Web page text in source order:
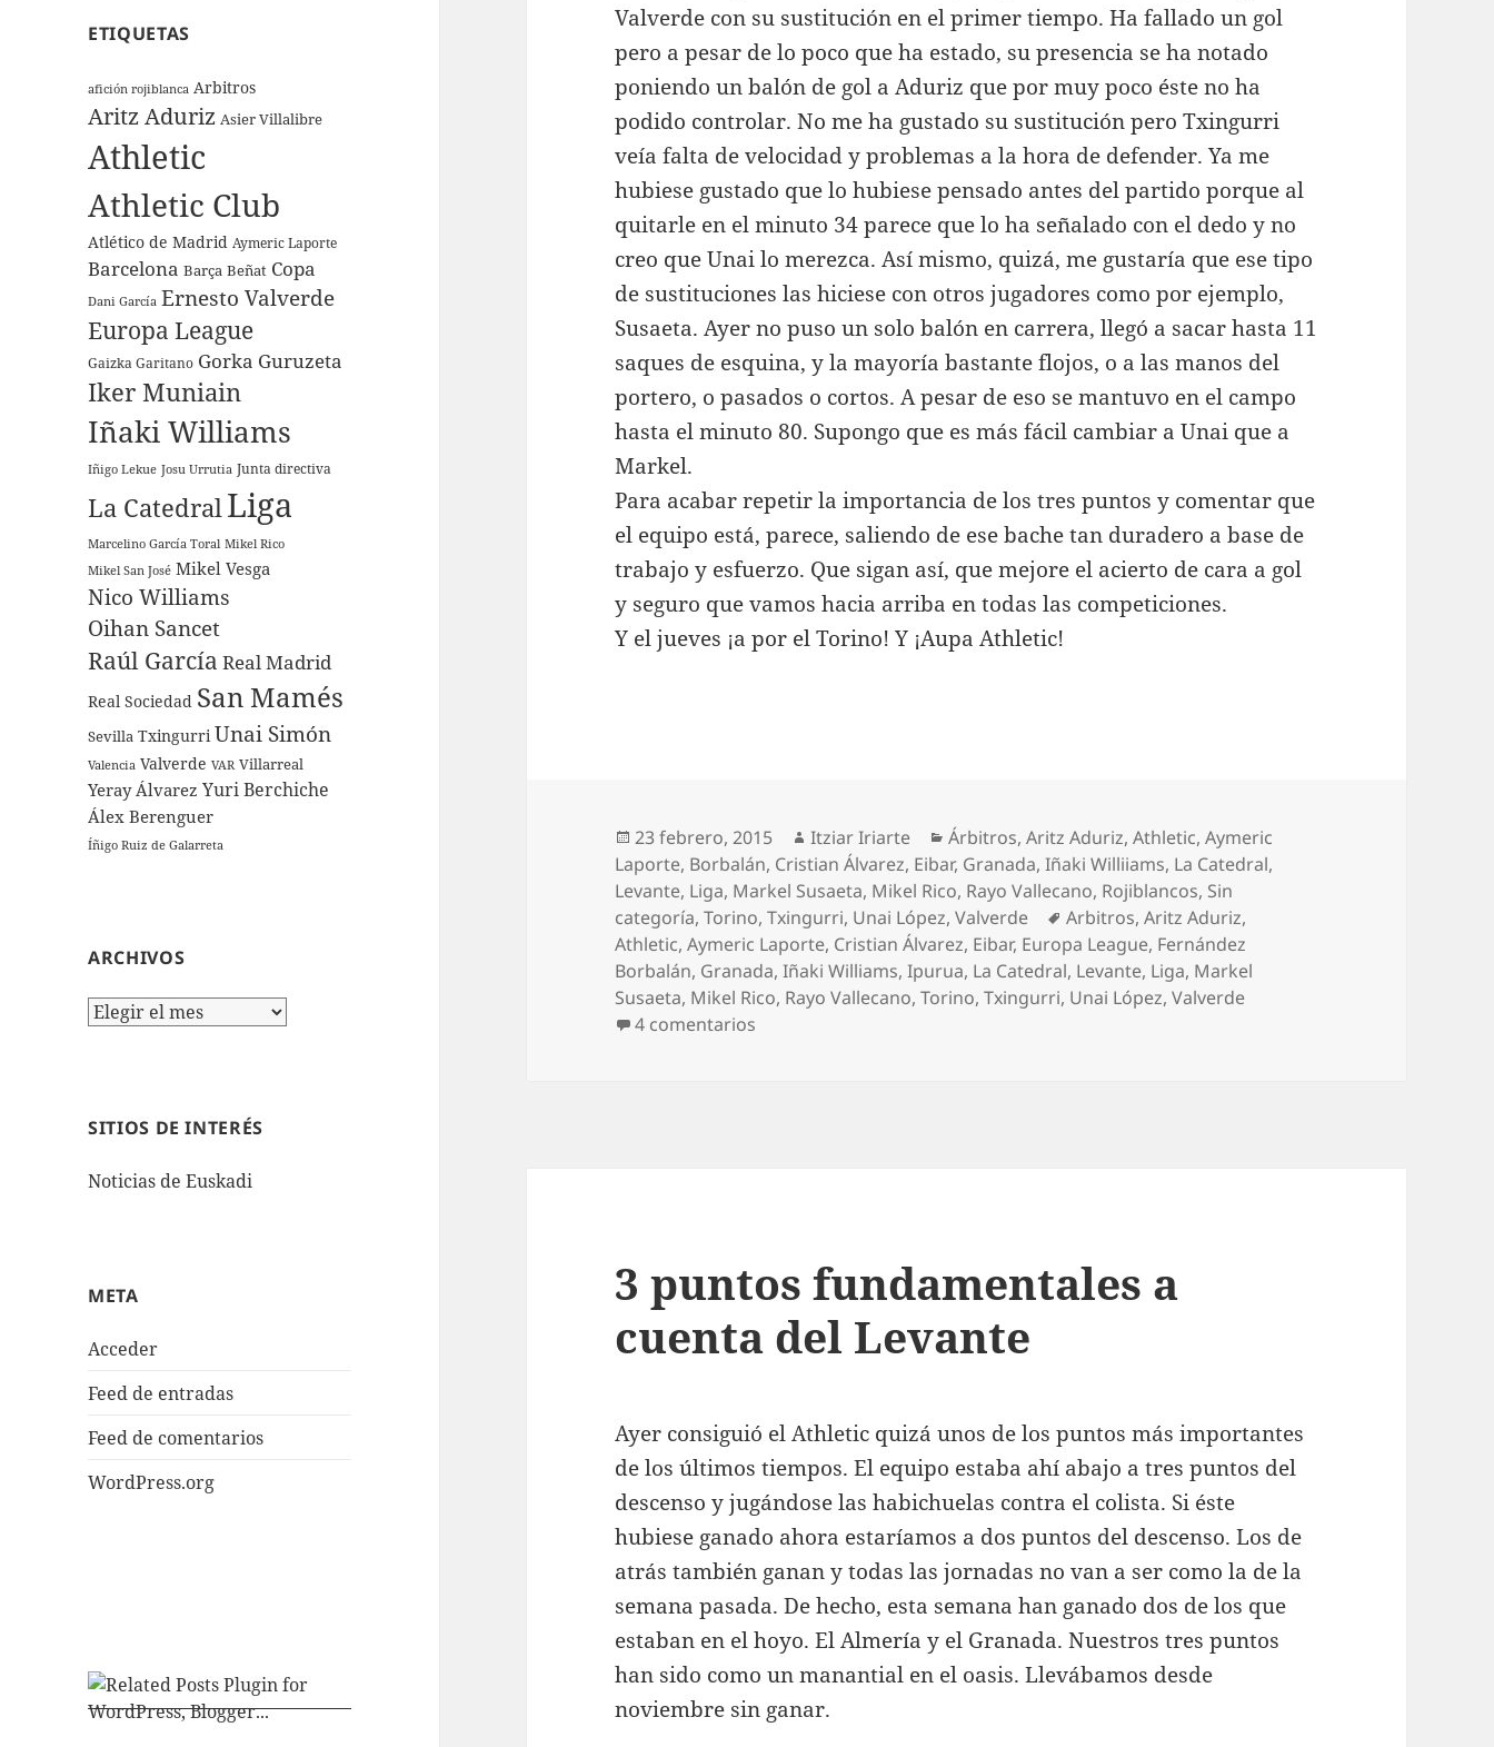
ETIQUETAS
afición rojiblanca Arbitros
Aritz Aduriz Asier Villalibre
Athletic
Athletic Club
Atlético de Madrid Aymeric Laporte
Barcelona Barça Beñat Copa
Dani García Ernesto Valverde
Europa League
Gaizka Garitano Gorka Guruzeta
Iker Muniain
Iñaki Williams
Iñigo Lekue Josu Urrutia Junta directiva
La CatedralLiga
Marcelino García Toral Mikel Rico
Mikel San José Mikel Vesga
Nico Williams
Oihan Sancet
Raúl García Real Madrid
Real Sociedad San Mamés
Sevilla Txingurri Unai Simón
Valencia Valverde VAR Villarreal
Yeray Álvarez Yuri Berchiche
Álex Berenguer
Íñigo Ruiz de Galarreta
ARCHIVOS
Archivos
SITIOS DE INTERÉS
Noticias de Euskadi
META
Acceder
Feed de entradas
Feed de comentarios
WordPress.org
Valverde con su sustitución en el primer tiempo. Ha fallado un gol
pero a pesar de lo poco que ha estado, su presencia se ha notado
poniendo un balón de gol a Aduriz que por muy poco éste no ha
podido controlar. No me ha gustado su sustitución pero Txingurri
veía falta de velocidad y problemas a la hora de defender. Ya me
hubiese gustado que lo hubiese pensado antes del partido porque al
quitarle en el minuto 34 parece que lo ha señalado con el dedo y no
creo que Unai lo merezca. Así mismo, quizá, me gustaría que ese tipo
de sustituciones las hiciese con otros jugadores como por ejemplo,
Susaeta. Ayer no puso un solo balón en carrera, llegó a sacar hasta 11
saques de esquina, y la mayoría bastante flojos, o a las manos del
portero, o pasados o cortos. A pesar de eso se mantuvo en el campo
hasta el minuto 80. Supongo que es más fácil cambiar a Unai que a
Markel.
Para acabar repetir la importancia de los tres puntos y comentar que
el equipo está, parece, saliendo de ese bache tan duradero a base de
trabajo y esfuerzo. Que sigan así, que mejore el acierto de cara a gol
y seguro que vamos hacia arriba en todas las competiciones.
Y el jueves ¡a por el Torino! Y ¡Aupa Athletic!
Publicado
el
23 febrero, 2015 Autor
Itziar Iriarte Categorías
Árbitros,Aritz Aduriz,Athletic,Aymeric
Laporte, Borbalán, Cristian Álvarez, Eibar, Granada,Iñaki Williiams, La Catedral,
Levante, Liga, Markel Susaeta, Mikel Rico, Rayo Vallecano, Rojiblancos, Sin
categoría,Torino,Txingurri, Unai López,Valverde Etiquetas
Arbitros,Aritz Aduriz,
Athletic,Aymeric Laporte, Cristian Álvarez, Eibar, Europa League, Fernández
Borbalán, Granada,Iñaki Williams,Ipurua, La Catedral, Levante, Liga, Markel
Susaeta, Mikel Rico, Rayo Vallecano,Torino,Txingurri, Unai López,Valverde
4 comentarios
3 puntos fundamentales a
cuenta del Levante
Ayer consiguió el Athletic quizá unos de los puntos más importantes
de los últimos tiempos. El equipo estaba ahí abajo a tres puntos del
descenso y jugándose las habichuelas contra el colista. Si éste
hubiese ganado ahora estaríamos a dos puntos del descenso. Los de
atrás también ganan y todas las jornadas no van a ser como la de la
semana pasada. De hecho, esta semana han ganado dos de los que
estaban en el hoyo. El Almería y el Granada. Nuestros tres puntos
han sido como un manantial en el oasis. Llevábamos desde
noviembre sin ganar.